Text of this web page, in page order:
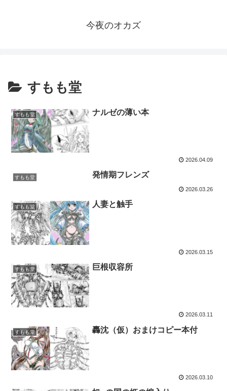
今夜のオカズ
すもも堂
すもも堂 ナルゼの薄い本
2026.04.09
すもも堂 発情期フレンズ
2026.03.26
すもも堂 人妻と触手
2026.03.15
すもも堂 巨根収容所
2026.03.11
すもも堂 轟沈（仮）おまけコピー本付
2026.03.10